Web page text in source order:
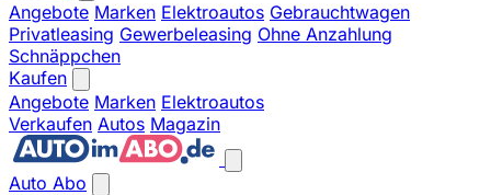
Angebote Marken Elektroautos Gebrauchtwagen
Privatleasing Gewerbeleasing Ohne Anzahlung
Schnäppchen
Kaufen
Angebote Marken Elektroautos
Verkaufen Autos Magazin
Auto Abo